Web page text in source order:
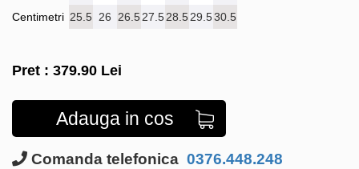
Centimetri 25.5 26 26.527.528.529.530.5
Pret : 379.90 Lei
Adauga in cos
Comanda telefonica 0376.448.248